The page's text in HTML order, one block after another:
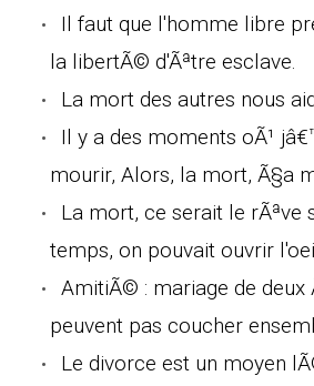
Il faut que l'homme libre
la libertÃ© d'Ãªtre esclave.
La mort des autres nous
Il y a des moments oÃ¹
mourir, Alors, la mort, Ã§a
La mort, ce serait le rÃªve
temps, on pouvait ouvrir
AmitiÃ© : mariage de deux
peuvent pas coucher
Le divorce est un moyen